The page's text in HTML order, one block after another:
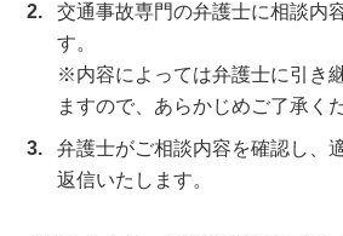
交通事故専門の弁護士に相談内
す。
※内容によっては弁護士に引き
ますので、あらかじめご了承く
弁護士がご相談内容を確認し、
返信いたします。